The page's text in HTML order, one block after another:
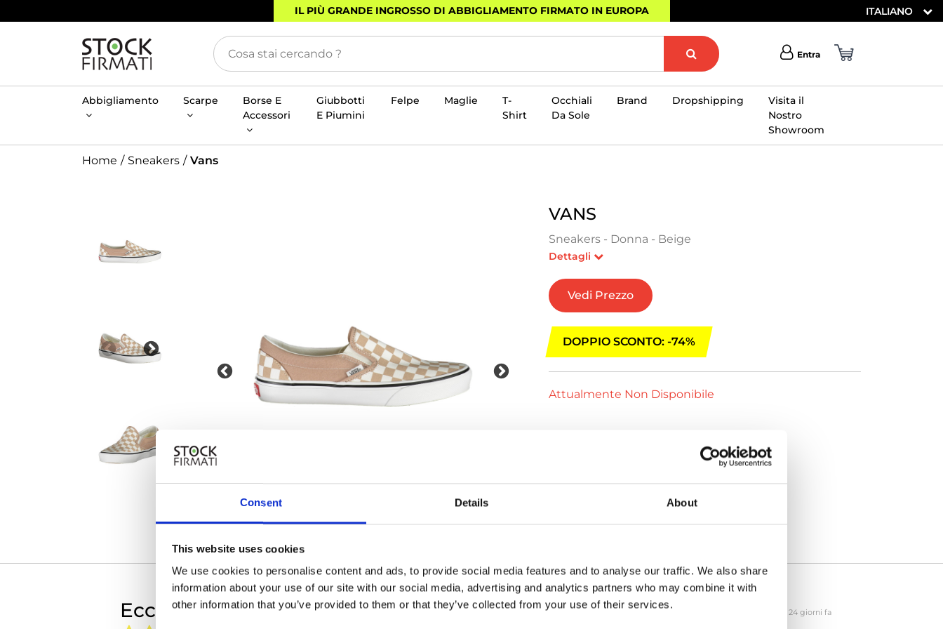
Consent Details About
This website uses cookies
We use cookies to personalise content and ads, to provide social media features and to analyse our traffic. We also share
information about your use of our site with our social media, advertising and analytics partners who may combine it with
other information that you’ve provided to them or that they’ve collected from your use of their services.
IL PIÙ GRANDE INGROSSO DI ABBIGLIAMENTO FIRMATO IN EUROPA ITALIANO
Entra
Abbigliamento Scarpe
Borse E
Accessori
Giubbotti
E Piumini
Felpe Maglie
T-
Shirt
Occhiali
Da Sole
Brand Dropshipping
Visita il
Nostro
Showroom
×
Home Sneakers Vans
VANS
Sneakers - Donna - Beige
Dettagli
Vedi Prezzo
DOPPIO SCONTO: -74%
Attualmente Non Disponibile
Eccellente 16 giorni fa 24 giorni fa